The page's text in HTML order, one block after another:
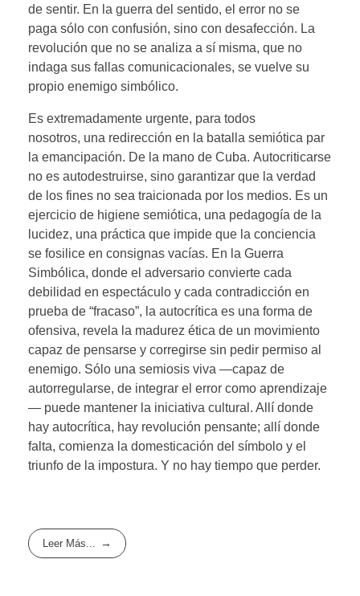
de sentir. En la guerra del sentido, el error no se
paga sólo con confusión, sino con desafección. La
revolución que no se analiza a sí misma, que no
indaga sus fallas comunicacionales, se vuelve su
propio enemigo simbólico.
Es extremadamente urgente, para todos
nosotros, una redirección en la batalla semiótica par
la emancipación. De la mano de Cuba. Autocriticarse
no es autodestruirse, sino garantizar que la verdad
de los fines no sea traicionada por los medios. Es un
ejercicio de higiene semiótica, una pedagogía de la
lucidez, una práctica que impide que la conciencia
se fosilice en consignas vacías. En la Guerra
Simbólica, donde el adversario convierte cada
debilidad en espectáculo y cada contradicción en
prueba de “fracaso”, la autocrítica es una forma de
ofensiva, revela la madurez ética de un movimiento
capaz de pensarse y corregirse sin pedir permiso al
enemigo. Sólo una semiosis viva —capaz de
autorregularse, de integrar el error como aprendizaje
— puede mantener la iniciativa cultural. Allí donde
hay autocrítica, hay revolución pensante; allí donde
falta, comienza la domesticación del símbolo y el
triunfo de la impostura. Y no hay tiempo que perder.
Leer Más...